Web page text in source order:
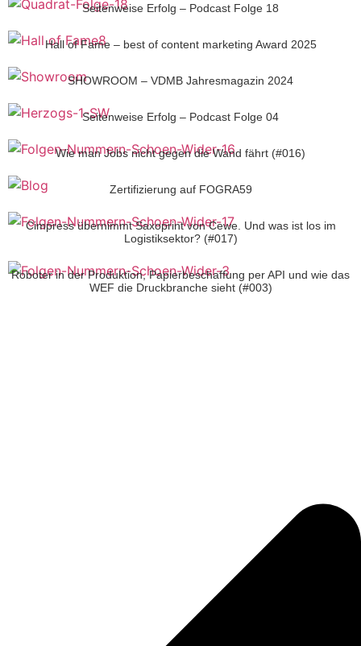
Seitenweise Erfolg – Podcast Folge 18
Hall of Fame – best of content marketing Award 2025
SHOWROOM – VDMB Jahresmagazin 2024
Seitenweise Erfolg – Podcast Folge 04
Wie man Jobs nicht gegen die Wand fährt (#016)
Zertifizierung auf FOGRA59
Cimpress übernimmt Saxoprint von Cewe. Und was ist los im
Logistiksektor? (#017)
Roboter in der Produktion, Papierbeschaffung per API und wie das
WEF die Druckbranche sieht (#003)